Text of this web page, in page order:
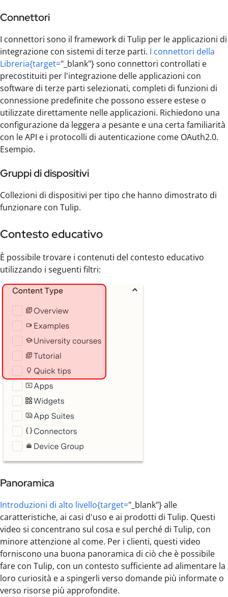
Connettori
I connettori sono il framework di Tulip per le applicazioni di
integrazione con sistemi di terze parti. I connettori della
Libreria{target="_blank"} sono connettori controllati e
precostituiti per l'integrazione delle applicazioni con
software di terze parti selezionati, completi di funzioni di
connessione predefinite che possono essere estese o
utilizzate direttamente nelle applicazioni. Richiedono una
configurazione da leggera a pesante e una certa familiarità
con le API e i protocolli di autenticazione come OAuth2.0.
Esempio.
Gruppi di dispositivi
Collezioni di dispositivi per tipo che hanno dimostrato di
funzionare con Tulip.
Contesto educativo
È possibile trovare i contenuti del contesto educativo
utilizzando i seguenti filtri:
Panoramica
Introduzioni di alto livello{target="_blank"} alle
caratteristiche, ai casi d'uso e ai prodotti di Tulip. Questi
video si concentrano sul cosa e sul perché di Tulip, con
minore attenzione al come. Per i clienti, questi video
forniscono una buona panoramica di ciò che è possibile
fare con Tulip, con un contesto sufficiente ad alimentare la
loro curiosità e a spingerli verso domande più informate o
verso risorse più approfondite.